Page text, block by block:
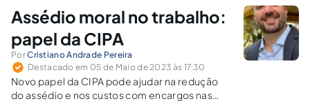
Assédio moral no trabalho:
papel da CIPA
PorCristiano Andrade Pereira
Destacado em 05 de Maio de 2023 às 17:30
Novo papel da CIPA pode ajudar na redução
do assédio e nos custos com encargos nas